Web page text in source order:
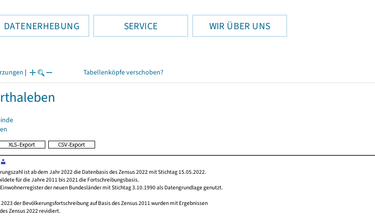
DATENERHEBUNG SERVICE WIR ÜBER UNS
| Tabellenköpfe verschoben?
ist ab dem Jahr 2022 die Datenbasis des Zensus 2022 mit Stichtag 15.05.2022.
für die Jahre 2011 bis 2021 die Fortschreibungsbasis.
der neuen Bundesländer mit Stichtag 3.10.1990 als Datengrundlage genutzt.
der Bevölkerungsfortschreibung auf Basis des Zensus 2011 wurden mit Ergebnissen
Zensus 2022 revidiert.